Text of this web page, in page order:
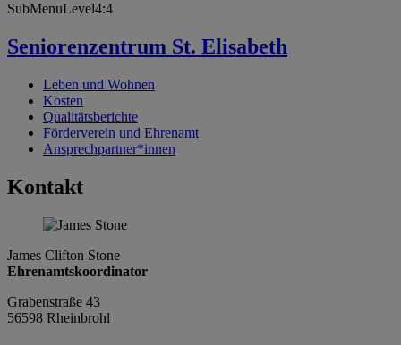
SubMenuLevel4:4
Seniorenzentrum St. Elisabeth
Leben und Wohnen
Kosten
Qualitätsberichte
Förderverein und Ehrenamt
Ansprechpartner*innen
Kontakt
James Clifton Stone
Ehrenamtskoordinator
Grabenstraße 43
56598 Rheinbrohl